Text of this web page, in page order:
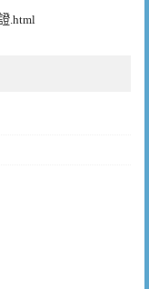
.html